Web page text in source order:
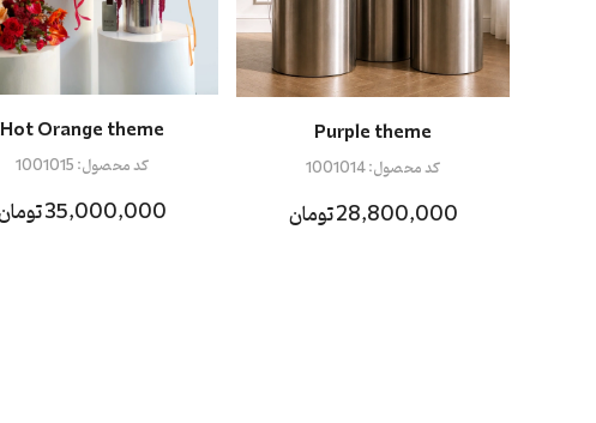
Purple theme
28,800,000 تومان
کد محصول:1001014
Hot Orange theme
35,000,000 تومان
کد محصول:1001015